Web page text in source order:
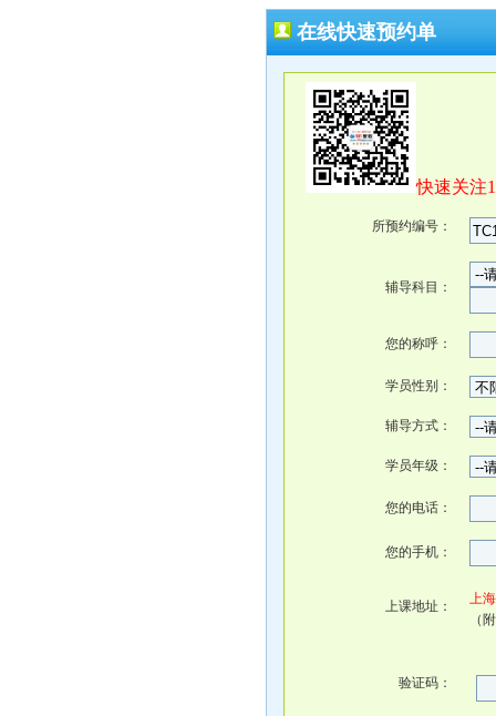
在线快速预约单
快速关注
所预约编号：
辅导科目：
您的称呼：
学员性别：
辅导方式：
学员年级：
您的电话：
您的手机：
上课地址：
上海
（
验证码：